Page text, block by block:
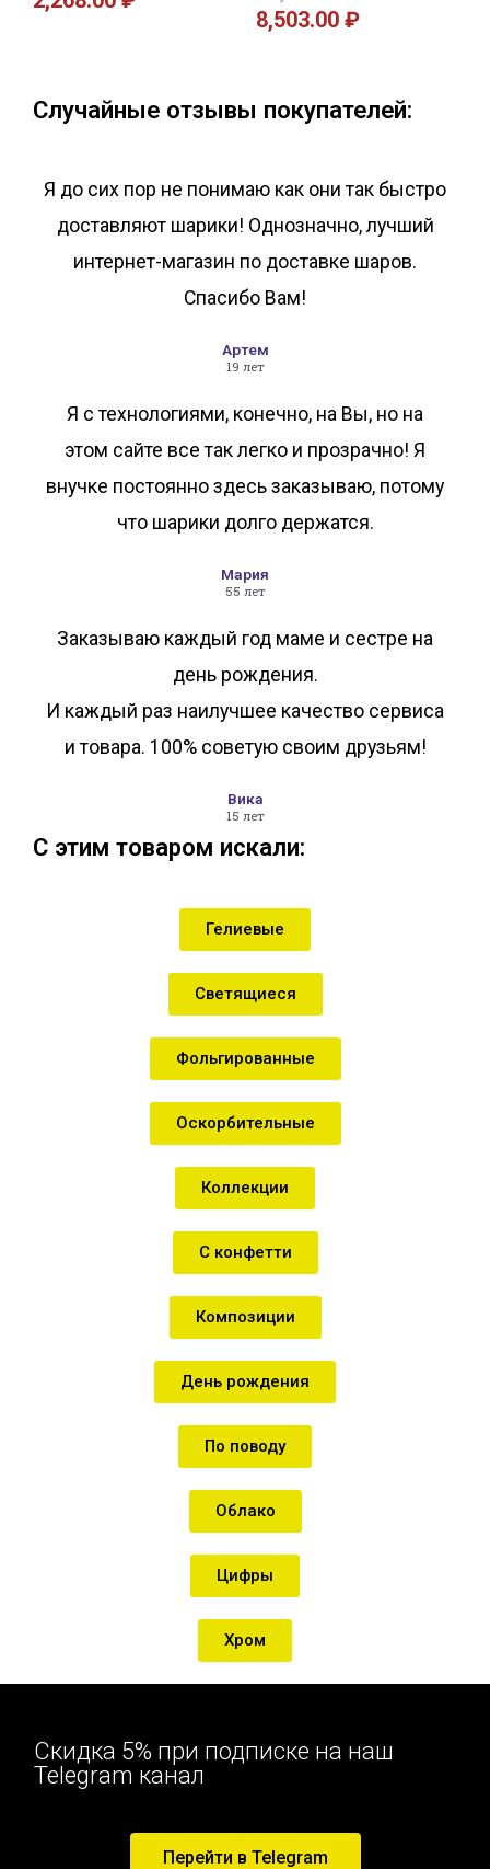
8,503.00 ₽
Случайные отзывы покупателей:
Я до сих пор не понимаю как они так быстро
доставляют шарики! Однозначно, лучший
интернет-магазин по доставке шаров.
Спасибо Вам!
Артем
19 лет
Я с технологиями, конечно, на Вы, но на
этом сайте все так легко и прозрачно! Я
внучке постоянно здесь заказываю, потому
что шарики долго держатся.
Мария
55 лет
Заказываю каждый год маме и сестре на
день рождения.
И каждый раз наилучшее качество сервиса
и товара. 100% советую своим друзьям!
Вика
15 лет
С этим товаром искали:
Гелиевые
Светящиеся
Фольгированные
Оскорбительные
Коллекции
С конфетти
Композиции
День рождения
По поводу
Облако
Цифры
Хром
Скидка 5% при подписке на наш
Telegram канал
Перейти в Telegram